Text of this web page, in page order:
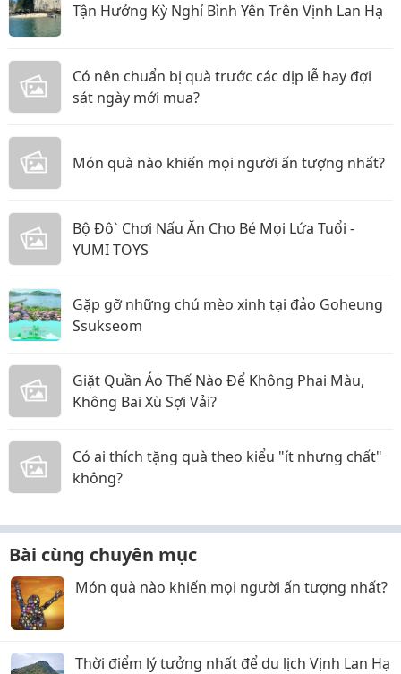
Tận Hưởng Kỳ Nghỉ Bình Yên Trên Vịnh Lan Hạ
Có nên chuẩn bị quà trước các dịp lễ hay đợi
sát ngày mới mua?
Món quà nào khiến mọi người ấn tượng nhất?
Bộ Đô` Chơi Nấu Ăn Cho Bé Mọi Lứa Tuổi -
YUMI TOYS
Gặp gỡ những chú mèo xinh tại đảo Goheung
Ssukseom
Giặt Quần Áo Thế Nào Để Không Phai Màu,
Không Bai Xù Sợi Vải?
Có ai thích tặng quà theo kiểu "ít nhưng chất"
không?
Bài cùng chuyên mục
Món quà nào khiến mọi người ấn tượng nhất?
Thời điểm lý tưởng nhất để du lịch Vịnh Lan Hạ